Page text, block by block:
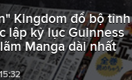
Kingdom đổ bộ tỉnh
lập kỷ lục Guinness
Manga dài nhất